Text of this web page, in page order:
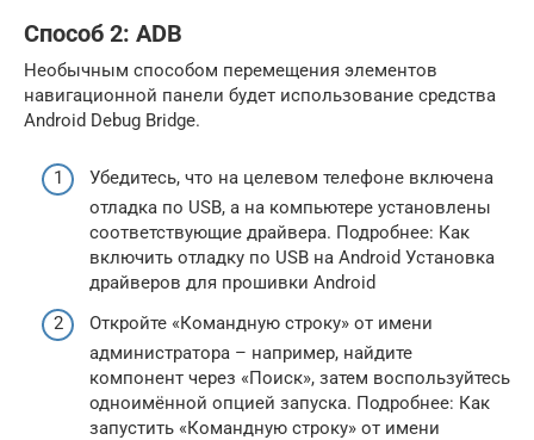
Способ 2: ADB
Необычным способом перемещения элементов
навигационной панели будет использование средства
Android Debug Bridge.
Убедитесь, что на целевом телефоне включена
отладка по USB, а на компьютере установлены
соответствующие драйвера. Подробнее: Как
включить отладку по USB на Android Установка
драйверов для прошивки Android
Откройте «Командную строку» от имени
администратора – например, найдите
компонент через «Поиск», затем воспользуйтесь
одноимённой опцией запуска. Подробнее: Как
запустить «Командную строку» от имени